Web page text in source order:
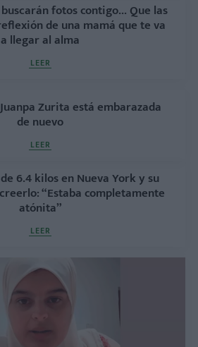
fotos contigo... Que las
de una mamá que te va
a llegar al alma
LEER
Zurita está embarazada
de nuevo
LEER
6.4 kilos en Nueva York y su
“Estaba completamente
atónita”
LEER